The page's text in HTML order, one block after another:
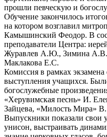
прошли певческую и
Обучение закончилось
на котором возглавил
Камышинский Феодор. В
преподаватели Центра:
Журавлев А.Ю., Зимина
Маклакова Е.С.
Комиссия в рамках
выступления учащихся.
богослужебные
«Херувимская песнь» И.
Зайцева, «Милость Мира»
Выпускники показали свои
унисон, выстраивать